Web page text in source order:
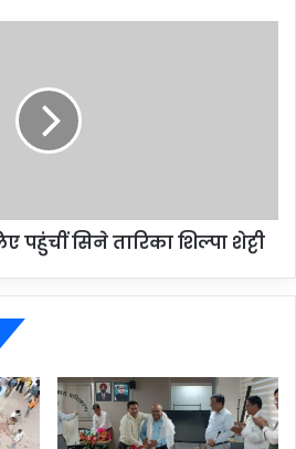
पहुंचीं सिने तारिका शिल्पा शेट्टी